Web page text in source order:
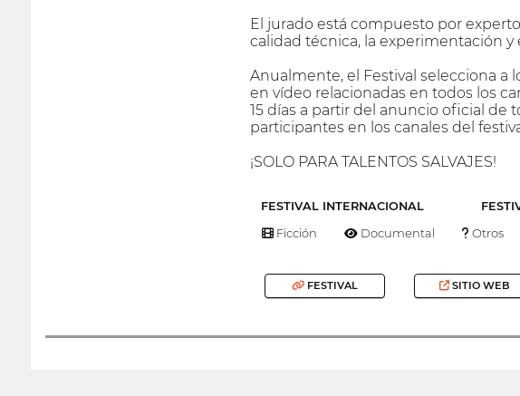
El jurado está compuesto por
calidad técnica, la experimentación y
Anualmente, el Festival selecciona a
en vídeo relacionadas en todos los
15 días a partir del anuncio oficial de
participantes en los canales del
¡SOLO PARA TALENTOS SALVAJES!
FESTIVAL INTERNACIONAL
Ficción Documental Otros
FESTIVAL SITIO WEB